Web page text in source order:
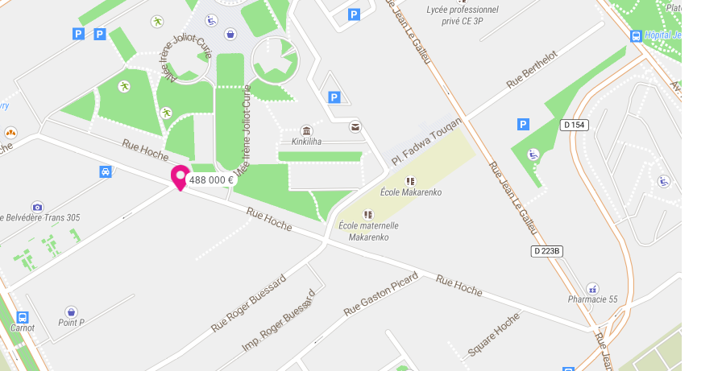
488 000 €